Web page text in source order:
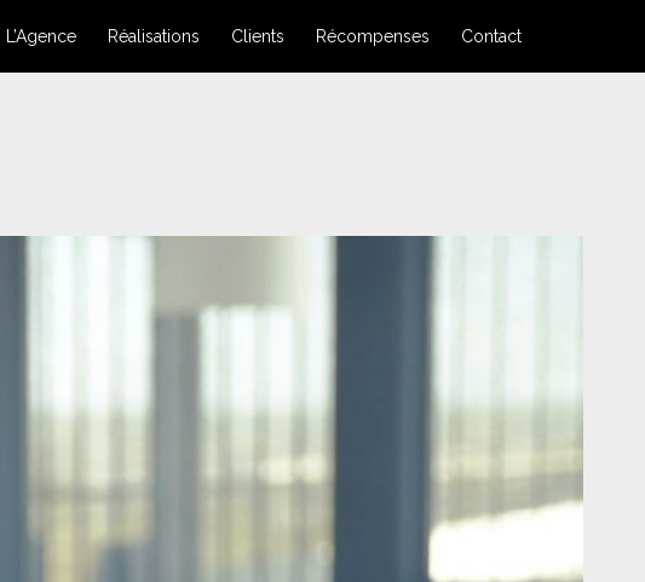
L’Agence Réalisations Clients Récompenses Contact